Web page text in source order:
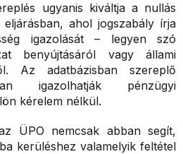
ugyanis kiváltja a nullás
ahol jogszabály írja
igazolását – legyen szó
benyújtásáról vagy állami
Az adatbázisban szereplő
igazolhatják pénzügyi
kérelem nélkül.
ÜPO nemcsak abban segít,
kerüléshez valamelyik feltétel